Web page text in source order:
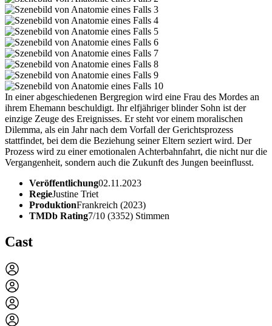
In einer abgeschiedenen Bergregion wird eine Frau des Mordes an
ihrem Ehemann beschuldigt. Ihr elfjähriger blinder Sohn ist der
einzige Zeuge des Ereignisses. Er steht vor einem moralischen
Dilemma, als ein Jahr nach dem Vorfall der Gerichtsprozess
stattfindet, bei dem die Beziehung seiner Eltern seziert wird. Der
Prozess wird zu einer emotionalen Achterbahnfahrt, die nicht nur die
Vergangenheit, sondern auch die Zukunft des Jungen beeinflusst.
Veröffentlichung02.11.2023
RegieJustine Triet
ProduktionFrankreich (2023)
TMDb Rating7/10 (3352) Stimmen
Cast